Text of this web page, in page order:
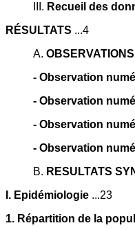
III. Recueil des
RÉSULTATS ...4
A.
- Observation
- Observation
- Observation
- Observation
B. RESULTATS
I. Epidémiologie ...23
1. Répartition de la